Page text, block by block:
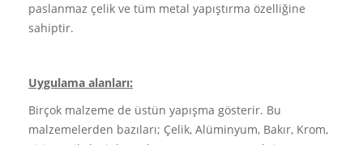
paslanmaz çelik ve tüm metal yapıştırma özelliğine
sahiptir.
Uygulama alanları:
Birçok malzeme de üstün yapışma gösterir. Bu
malzemelerden bazıları; Çelik, Alüminyum, Bakır, Krom,